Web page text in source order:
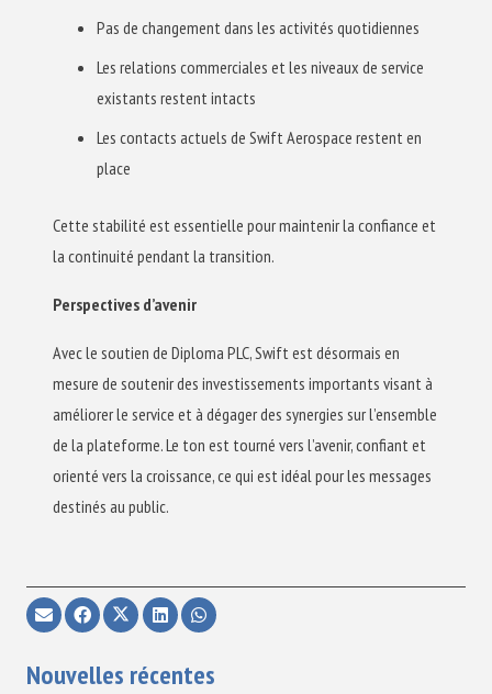
Pas de changement dans les activités quotidiennes
Les relations commerciales et les niveaux de service
existants restent intacts
Les contacts actuels de Swift Aerospace restent en
place
Cette stabilité est essentielle pour maintenir la confiance et
la continuité pendant la transition.
Perspectives d’avenir
Avec le soutien de Diploma PLC, Swift est désormais en
mesure de soutenir des investissements importants visant à
améliorer le service et à dégager des synergies sur l’ensemble
de la plateforme. Le ton est tourné vers l’avenir, confiant et
orienté vers la croissance, ce qui est idéal pour les messages
destinés au public.
Nouvelles récentes